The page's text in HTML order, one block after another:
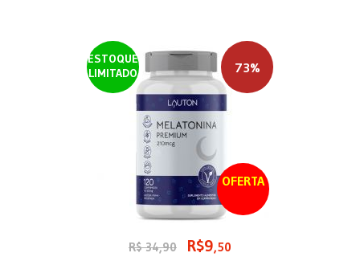
ESTOQUE
LIMITADO
OFERTA
73%
R$ 34,90 R$9,50